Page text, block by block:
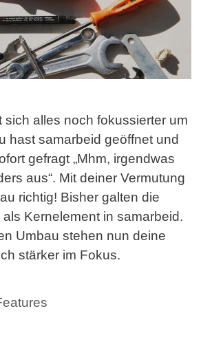
sich alles noch fokussierter um
hast samarbeid geöffnet und
gefragt „Mhm, irgendwas
aus“. Mit deiner Vermutung
richtig! Bisher galten die
Kernelement in samarbeid.
Umbau stehen nun deine
stärker im Fokus.